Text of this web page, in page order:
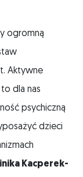
ogromną
Aktywne
dla nas
psychiczną
dzieci
Kacperek-